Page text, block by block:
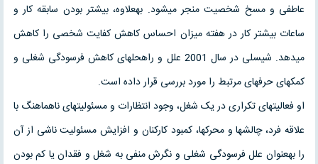
عاطفی و مسخ شخصیت منجر می­شود. به­علاوه، بیشتر بودن سابقه کار و
ساعات بیشتر کار در هفته میزان احساس کاهش کفایت شخصی را کاهش
می­دهد. شیسلی در سال 2001 علل و راه­حل­های کاهش فرسودگی شغلی و
کمک­های حرفه­ای مرتبط را مورد بررسی قرار داده است.
او فعالیت­های تکراری در یک شغل، وجود انتظارات و مسئولیت­های ناهماهنگ با
علاقه فرد، چالش­ها و محرک­ها، کمبود کارکنان و افزایش مسئولیت ناشی از آن
را به­عنوان علل فرسودگی شغلی و نگرش منفی به شغل و فقدان یا کم بودن